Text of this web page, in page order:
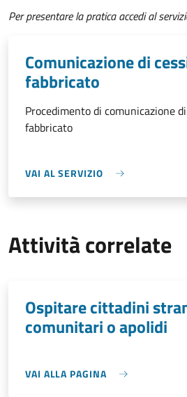
Per presentare la pratica accedi al
Comunicazione di
fabbricato
Procedimento di comunicazione
fabbricato
VAI AL SERVIZIO
Attività correlate
Ospitare cittadini
comunitari o apolidi
VAI ALLA PAGINA